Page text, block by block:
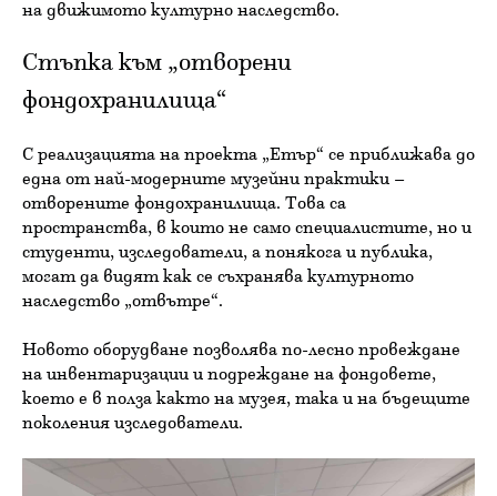
на движимото културно наследство.
Стъпка към „отворени
фондохранилища“
С реализацията на проекта „Етър“ се приближава до
една от най-модерните музейни практики –
отворените фондохранилища. Това са
пространства, в които не само специалистите, но и
студенти, изследователи, а понякога и публика,
могат да видят как се съхранява културното
наследство „отвътре“.
Новото оборудване позволява по-лесно провеждане
на инвентаризации и подреждане на фондовете,
което е в полза както на музея, така и на бъдещите
поколения изследователи.